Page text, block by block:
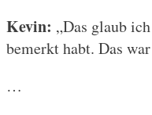
Kevin: „Das glaub
bemerkt habt. Das
…